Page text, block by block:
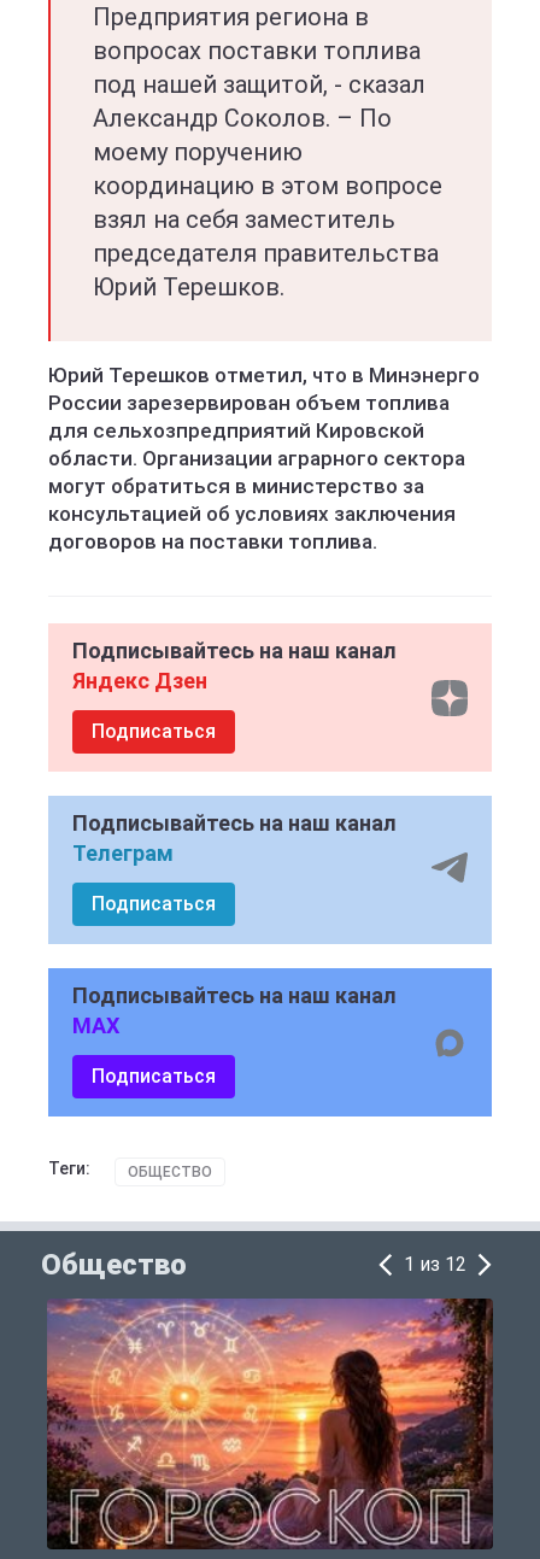
Предприятия региона в
вопросах поставки топлива
под нашей защитой, - сказал
Александр Соколов. – По
моему поручению
координацию в этом вопросе
взял на себя заместитель
председателя правительства
Юрий Терешков.
Юрий Терешков отметил, что в Минэнерго
России зарезервирован объем топлива
для сельхозпредприятий Кировской
области. Организации аграрного сектора
могут обратиться в министерство за
консультацией об условиях заключения
договоров на поставки топлива.
Подписывайтесь на наш канал
Яндекс Дзен
Подписаться
Подписывайтесь на наш канал
Телеграм
Подписаться
Подписывайтесь на наш канал
MAX
Подписаться
Теги: ОБЩЕСТВО
Общество 1 из 12